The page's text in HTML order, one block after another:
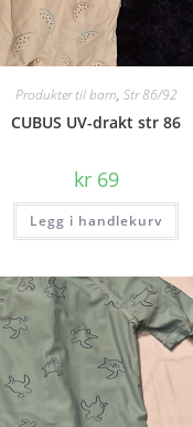
Produkter til barn, Str 86/92
CUBUS UV-drakt str 86
kr69
Legg i handlekurv